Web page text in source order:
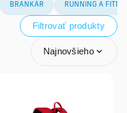
BRANKÁR RUNNING A
Filtrovať produkty
Najnovšieho